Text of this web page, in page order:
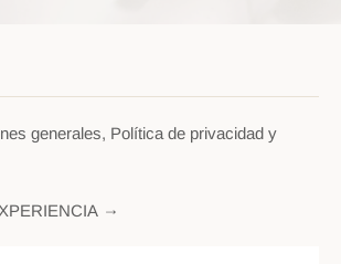
generales, Política de privacidad y
→